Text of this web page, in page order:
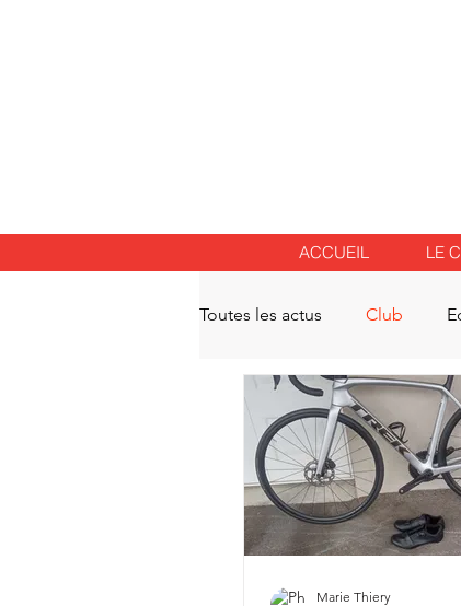
ACCUEIL LE
Toutes les actus Club
Marie Thiery